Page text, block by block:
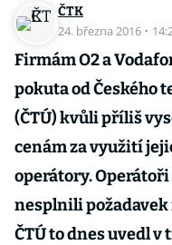
ČTK
24. března 2016 ·
Firmám O2 a
pokuta od Českého
(ČTÚ) kvůli příliš
cenám za využití
operátory.
nesplnili
ČTÚ to dnes uvedl